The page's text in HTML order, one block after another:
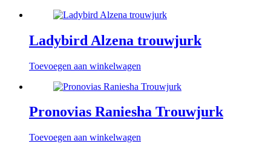
Ladybird Alzena trouwjurk
Toevoegen aan winkelwagen
Pronovias Raniesha Trouwjurk
Toevoegen aan winkelwagen